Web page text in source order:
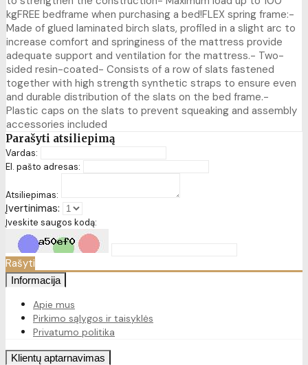
kgFREE bedframe when purchasing a bed!FLEX spring frame:-
Made of glued laminated birch slats, profiled in a slight arc to
increase comfort and springiness of the mattress provide
adequate support and ventilation for the mattress.- Two-
sided resin-coated- Consists of a row of slats fastened
together with high strength synthetic straps to ensure even
and durable distribution of the slats on the bed frame.-
Plastic caps on the slats to prevent squeaking and assembly
accessories included
Parašyti atsiliepimą
Vardas:
El. pašto adresas:
Atsiliepimas:
Įvertinimas:
Įveskite saugos kodą:
Rašyti
Informacija
Apie mus
Pirkimo sąlygos ir taisyklės
Privatumo politika
Klientų aptarnavimas